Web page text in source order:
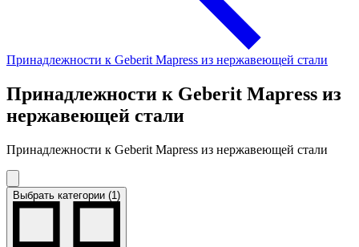
Принадлежности к Geberit Mapress из нержавеющей стали
Принадлежности к Geberit Mapress из
нержавеющей стали
Принадлежности к Geberit Mapress из нержавеющей стали
Выбрать категории (1)